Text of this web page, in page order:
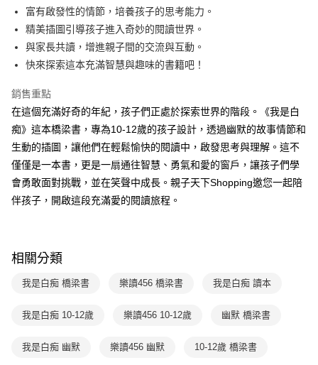
【大哥付你分期使用說明】
1.本服務由台灣大哥大提供，台灣大哥大用戶可立即使用無須另外申請。
2.付款方式選擇「大哥付你分期」，訂單成立後會自動跳轉到大哥付的交易
流程，驗證手機門號後，選擇欲分期的期數、繳款截止日，確認付款後即完
3.實際核准額度、可分期數及費用金額請依後續交易確認頁面所載為準。
消。如遇「轉專審核」未通過狀況，表示未達大哥付你分期系統評分，恕無
法說明評估內容。
1.分期款項不併入電信帳單，「大哥付你分期」於每月結算日後寄送繳費提
醒簡訊。
2.透過簡訊連結打開帳單後，可選擇「超商條碼／台灣大直營門市／銀行轉
帳／街口支付／iPASS MONEY」等通路繳費。
【注意事項】
資料（包含姓名、電話或地址）提供予台灣大哥大進項蒐集、處理及利用，
3.完整用戶服務條款，請詳閱以下連結：https://oppay.tw/userRule
AFTEE先享後付
相關說明
【關於「AFTEE先享後付」】
AFTEE先享後付是「在收到商品之後才付款」的支付方式。 讓您購物簡單
１．簡單：不需註冊會員、不需綁卡、不需儲值。
２．便利：只要手機號碼，簡訊認證，即可結帳。
３．安心：先確認商品／服務後，再付款。
１．於結帳方式選擇「AFTEE先享後付」後，將跳轉至「AFTEE先享後付」
結帳頁面，進行簡訊認證並確認金額後，即可完成結帳。
２．訂單成立數日內，您將收到繳費通知簡訊。
３．收到繳費通知簡訊後14天內，點擊此簡訊中的連結，可透過四大超商／
ATM／網路銀行／等多元方式進行付款，方視為交易完成。
※ 交易是否成功請以「AFTEE先享後付 」之結帳頁面顯示為準，若有關於
是否繳費成功／繳費後需取消欲退款等相關疑問，請聯繫「AFTEE先享後付
客戶支援中心」https://netprotections.freshdesk.com/support/home
１．透過由恩沛科技股份有限公司提供之「AFTEE先享後付」服務完成之交
權轉讓予恩沛科技股份有限公司。
ATM付款
運送方式
付款後全家取貨｜8/8-8/14運費優惠，結帳滿499即享免運。
每筆NT$70，滿NT$499(含以上)免運費
付款後7-11取貨
每筆NT$70，滿NT$800(含以上)免運費
國內宅配/郵寄 (不適用離島、海外及郵局i郵箱)
離島宅配（澎湖、金門、馬祖、小琉球；不適用於郵局i郵箱）
富有啟發性的情節，培養孩子的思考能力。
精美插圖引導孩子進入奇妙的閱讀世界。
與家長共讀，增進親子間的交流與互動。
快來探索這本充滿智慧與趣味的書籍吧！
銷售重點
在這個充滿好奇的年紀，孩子們正處於探索世界的階段。《我是白
痴》這本橋梁書，專為10-12歲的孩子設計，透過幽默的故事情節和
生動的插圖，讓他們在輕鬆愉快的閱讀中，啟發思考與理解。這不
僅僅是一本書，更是一扇通往智慧、勇氣和愛的窗戶，讓孩子們學
會勇敢面對挑戰，並在笑聲中成長。親子天下Shopping邀您一起陪
伴孩子，開啟這段充滿愛的閱讀旅程。
相關分類
我是白痴 橋梁書 樂讀456 橋梁書 我是白痴 讀本
我是白痴 10-12歲 樂讀456 10-12歲 幽默 橋梁書
我是白痴 幽默 樂讀456 幽默 10-12歲 橋梁書